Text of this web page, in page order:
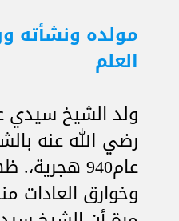
مولده ونشأته
العلم
ولد الشيخ سيدي
رضي الله عنه
عام940
وخوارق العادات